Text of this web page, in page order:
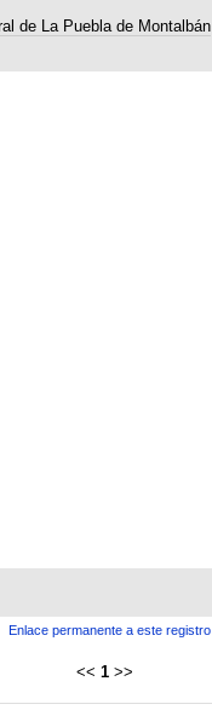
de La Puebla de Montalbán
Enlace permanente a este registro
<< 1 >>